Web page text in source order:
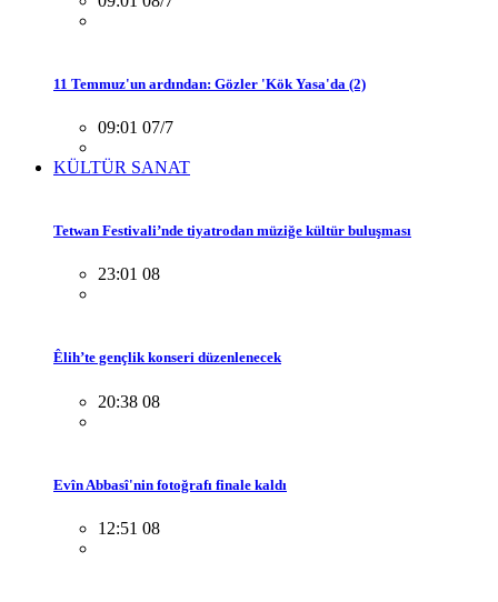
11 Temmuz'un ardından: Gözler 'Kök Yasa'da (2)
09:01 07/7
KÜLTÜR SANAT
Tetwan Festivali’nde tiyatrodan müziğe kültür buluşması
23:01 08
Êlih’te gençlik konseri düzenlenecek
20:38 08
Evîn Abbasî'nin fotoğrafı finale kaldı
12:51 08